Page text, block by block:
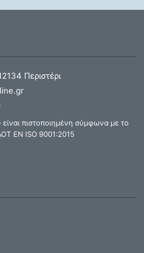
Περιστέρι
πιστοποιημένη σύμφωνα με το
ΕΝ ISO 9001:2015